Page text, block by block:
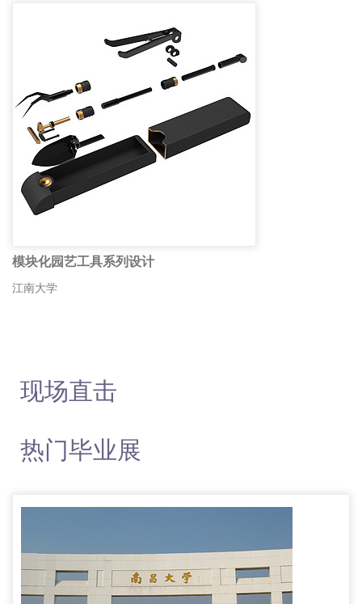
模块化园艺工具系列设计
江南大学
现场直击
热门毕业展